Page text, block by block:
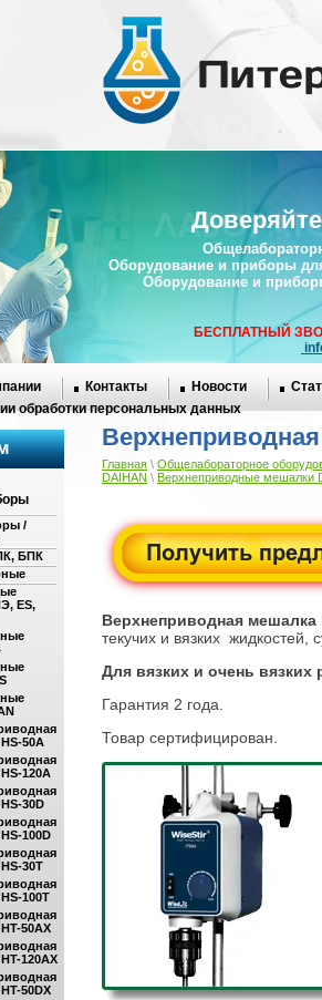
Оборудование и приборы
Оборудование и
БЕСПЛАТНЫЙ
Контакты Новости
обработки персональных данных
/
БПК
ES,
50A
120A
30D
100D
30T
100T
50AX
120AX
50DX
Главная \ Общелабораторное
DAIHAN \ Верхнеприводные мешалки
Верхнеприводная мешалка
текучих и вязких жидкостей,
Для вязких и очень
Гарантия 2 года.
Товар сертифицирован.